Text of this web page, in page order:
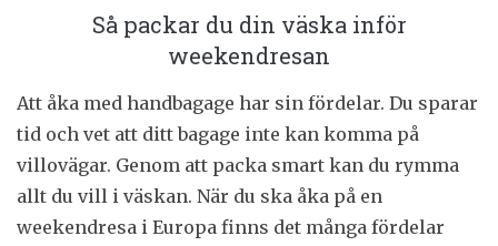
Så packar du din väska inför
weekendresan
Att åka med handbagage har sin fördelar. Du sparar
tid och vet att ditt bagage inte kan komma på
villovägar. Genom att packa smart kan du rymma
allt du vill i väskan. När du ska åka på en
weekendresa i Europa finns det många fördelar